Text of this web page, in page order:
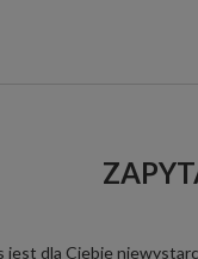
jest dla Ciebie